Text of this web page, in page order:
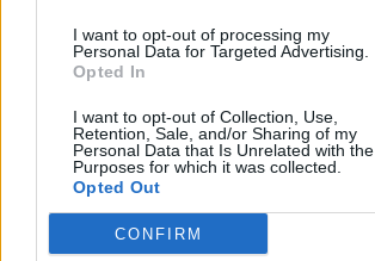
I want to opt-out of processing my
Personal Data for Targeted Advertising.
Opted In
I want to opt-out of Collection, Use,
Retention, Sale, and/or Sharing of my
Personal Data that Is Unrelated with the
Purposes for which it was collected.
Opted Out
CONFIRM